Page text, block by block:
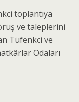
toplantıya
ve taleplerini
Tüfenkci ve
Odaları